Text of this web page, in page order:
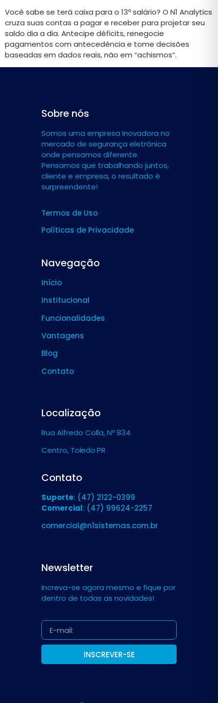
Você sabe se terá caixa para o 13º salário? O N1 Analytics
cruza suas contas a pagar e receber para projetar seu
saldo dia a dia. Antecipe déficits, renegocie
pagamentos com antecedência e tome decisões
baseadas em dados reais, não em “achismos”.
Sobre nós
Somos uma empresa inovadora no
mercado de segurança eletrônica
onde pensamos diferente.
Pensamos que trabalhando juntos,
cliente e empresa, o resultado é
surpreendente!
Termos de Uso
Políticas de Privacidade
Navegação
Início
Institucional
Funcionalidades
Vantagens
Blog
Contato
Localização
Rua Alfredo Colla, Nº 834
Centro, Toledo PR
Contato
Suporte: (47) 2122-0399
Comercial: (47) 99624-2257
comercial@n1sistemas.com.br
Newsletter
Increva-se agora mesmo e fique por
dentro de todas as novidades!
INSCREVER-SE